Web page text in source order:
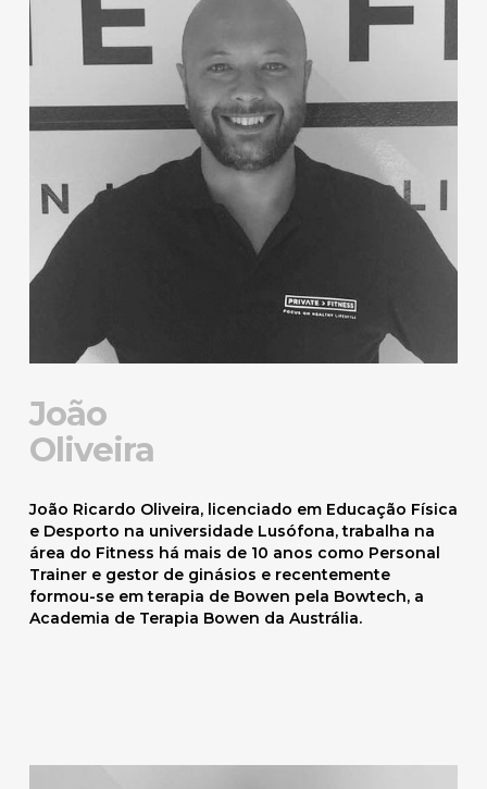
João
Oliveira
João Ricardo Oliveira, licenciado em Educação Física
e Desporto na universidade Lusófona, trabalha na
área do Fitness há mais de 10 anos como Personal
Trainer e gestor de ginásios e recentemente
formou-se em terapia de Bowen pela Bowtech, a
Academia de Terapia Bowen da Austrália.